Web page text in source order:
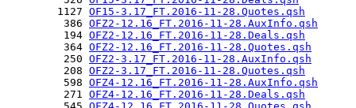
        1127
OF15-3.17_FT.2016-11-28.Quotes.qsh
         386
OFZ2-12.16_FT.2016-11-28.AuxInfo.qsh
         194
OFZ2-12.16_FT.2016-11-28.Deals.qsh
         364
OFZ2-12.16_FT.2016-11-28.Quotes.qsh
         250
OFZ2-3.17_FT.2016-11-28.AuxInfo.qsh
         208
OFZ2-3.17_FT.2016-11-28.Quotes.qsh
         598
OFZ4-12.16_FT.2016-11-28.AuxInfo.qsh
         271
OFZ4-12.16_FT.2016-11-28.Deals.qsh